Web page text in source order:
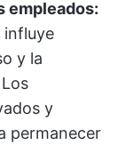
empleados:
influye
y la
y
permanecer